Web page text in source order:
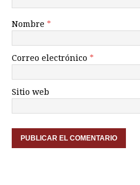
Nombre *
Correo electrónico *
Sitio web